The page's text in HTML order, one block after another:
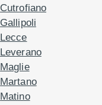
Cutrofiano
Gallipoli
Lecce
Leverano
Maglie
Martano
Matino